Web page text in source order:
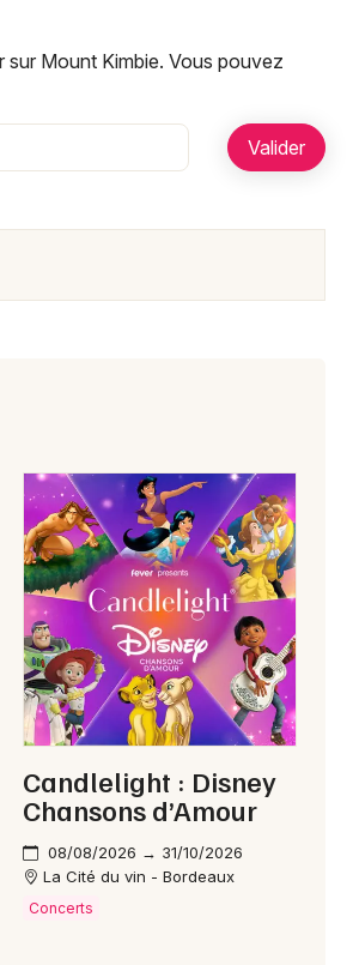
Je m'abonne
Mount Kimbie. Vous pouvez
Candlelight : Disney
Chansons d’Amour
08/08/2026 → 31/10/2026
La Cité du vin - Bordeaux
Concerts